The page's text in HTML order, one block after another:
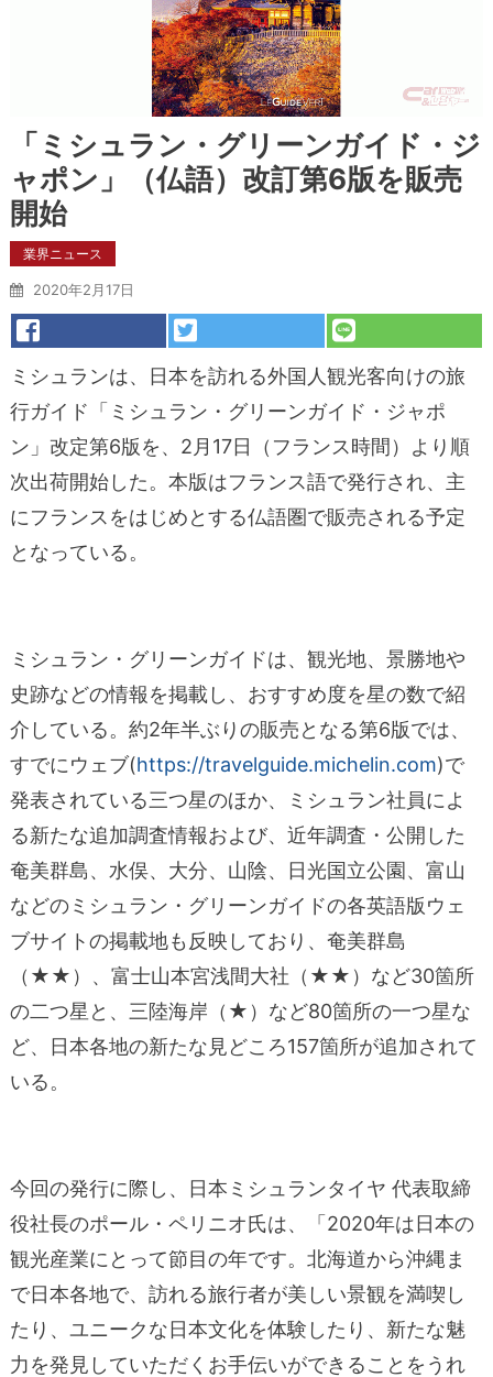
「ミシュラン・グリーンガイド・ジ
ャポン」（仏語）改訂第6版を販売
開始
業界ニュース
2020年2月17日
ミシュランは、日本を訪れる外国人観光客向けの旅
行ガイド「ミシュラン・グリーンガイド・ジャポ
ン」改定第6版を、2月17日（フランス時間）より順
次出荷開始した。本版はフランス語で発行され、主
にフランスをはじめとする仏語圏で販売される予定
となっている。
ミシュラン・グリーンガイドは、観光地、景勝地や
史跡などの情報を掲載し、おすすめ度を星の数で紹
介している。約2年半ぶりの販売となる第6版では、
すでにウェブ(https://travelguide.michelin.com)で
発表されている三つ星のほか、ミシュラン社員によ
る新たな追加調査情報および、近年調査・公開した
奄美群島、水俣、大分、山陰、日光国立公園、富山
などのミシュラン・グリーンガイドの各英語版ウェ
ブサイトの掲載地も反映しており、奄美群島
（★★）、富士山本宮浅間大社（★★）など30箇所
の二つ星と、三陸海岸（★）など80箇所の一つ星な
ど、日本各地の新たな見どころ157箇所が追加されて
いる。
今回の発行に際し、日本ミシュランタイヤ 代表取締
役社長のポール・ペリニオ氏は、「2020年は日本の
観光産業にとって節目の年です。北海道から沖縄ま
で日本各地で、訪れる旅行者が美しい景観を満喫し
たり、ユニークな日本文化を体験したり、新たな魅
力を発見していただくお手伝いができることをうれ